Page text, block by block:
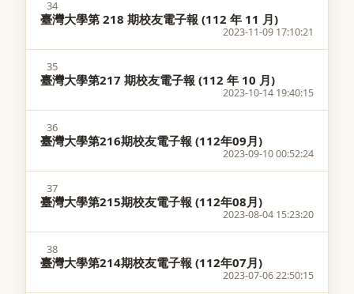
34
臺灣大學第 218 期校友電子報 (112 年 11 月)
2023-11-09 17:10:21
35
臺灣大學第217 期校友電子報 (112 年 10 月)
2023-10-14 19:40:15
36
臺灣大學第216期校友電子報 (112年09月)
2023-09-10 00:52:24
37
臺灣大學第215期校友電子報 (112年08月)
2023-08-04 15:23:20
38
臺灣大學第214期校友電子報 (112年07月)
2023-07-06 22:50:15